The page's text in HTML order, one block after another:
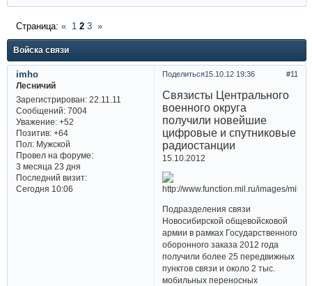
Войска связи
Страница: « 1 2 3 »
Поделиться 11
15.10.12 19:36
imho
Лесничий
Зарегистрирован: 22.11.11
Сообщений:7004
Уважение: +52
Позитив: +64
Пол:Мужской
Провел на форуме:
3 месяца 23 дня
Последний визит:
Сегодня 10:06
Связисты Центрального
военного округа
получили новейшие
цифровые и спутниковые
радиостанции
15.10.2012
Подразделения связи
Новосибирской общевойсковой
армии в рамках Государственного
оборонного заказа 2012 года
получили более 25 передвижных
пунктов связи и около 2 тыс.
мобильных переносных